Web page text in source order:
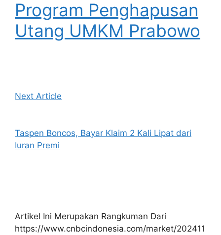
Program Penghapusan
Utang UMKM Prabowo
Next Article
Taspen Boncos, Bayar Klaim 2 Kali Lipat dari
Iuran Premi
Artikel Ini Merupakan Rangkuman Dari
https://www.cnbcindonesia.com/market/202411